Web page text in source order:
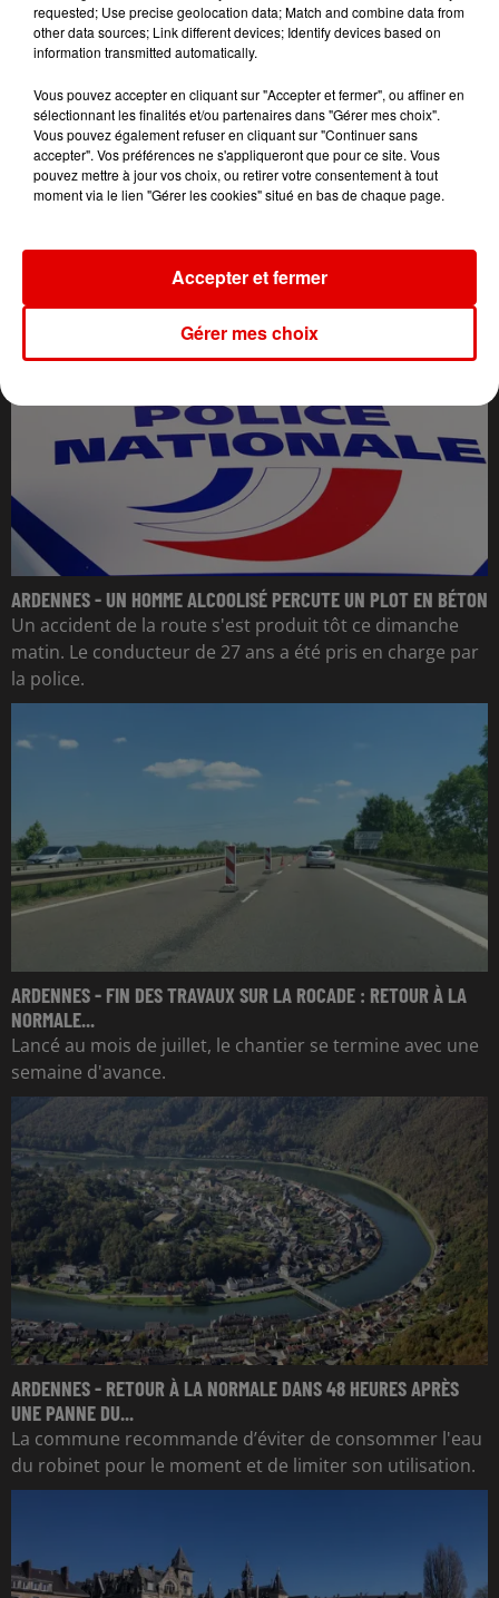
L'ACTU DES ARDENNES
ARDENNES - UN HOMME ALCOOLISÉ PERCUTE UN PLOT EN BÉTON
Un accident de la route s'est produit tôt ce dimanche
matin. Le conducteur de 27 ans a été pris en charge par
la police.
ARDENNES - FIN DES TRAVAUX SUR LA ROCADE : RETOUR À LA
NORMALE...
Lancé au mois de juillet, le chantier se termine avec une
semaine d'avance.
ARDENNES - RETOUR À LA NORMALE DANS 48 HEURES APRÈS
UNE PANNE DU...
La commune recommande d’éviter de consommer l'eau
du robinet pour le moment et de limiter son utilisation.
requested; Use precise geolocation data; Match and combine data from
other data sources; Link different devices; Identify devices based on
information transmitted automatically.
Vous pouvez accepter en cliquant sur "Accepter et fermer", ou affiner en
sélectionnant les finalités et/ou partenaires dans "Gérer mes choix".
Vous pouvez également refuser en cliquant sur "Continuer sans
accepter". Vos préférences ne s'appliqueront que pour ce site. Vous
pouvez mettre à jour vos choix, ou retirer votre consentement à tout
moment via le lien "Gérer les cookies" situé en bas de chaque page.
Gérer mes choix
Accepter et fermer